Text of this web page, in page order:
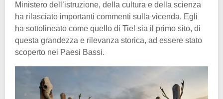
Ministero dell’istruzione, della cultura e della scienza
ha rilasciato importanti commenti sulla vicenda. Egli
ha sottolineato come quello di Tiel sia il primo sito, di
questa grandezza e rilevanza storica, ad essere stato
scoperto nei Paesi Bassi.